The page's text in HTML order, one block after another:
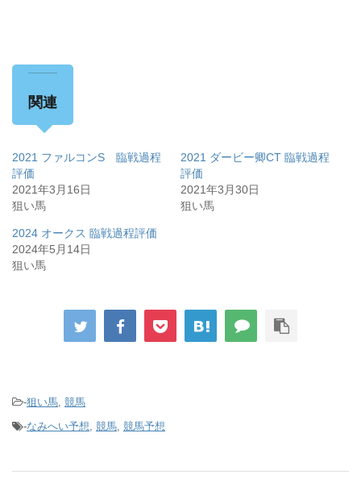
関連
2021 ファルコンS 臨戦過程
評価
2021年3月16日
狙い馬
2021 ダービー卿CT 臨戦過程
評価
2021年3月30日
狙い馬
2024 オークス 臨戦過程評価
2024年5月14日
狙い馬
-狙い馬, 競馬
-なみへい予想, 競馬, 競馬予想